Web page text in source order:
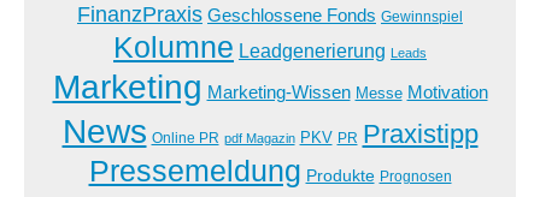
FinanzPraxis Geschlossene Fonds Gewinnspiel
Kolumne Leadgenerierung Leads
Marketing Marketing-Wissen Messe Motivation
News Online PR pdf Magazin PKV PR Praxistipp
Pressemeldung Produkte Prognosen